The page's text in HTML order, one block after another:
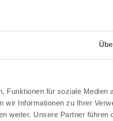
Funktionen für soziale Medien
wir Informationen zu Ihrer
weiter. Unsere Partner führen